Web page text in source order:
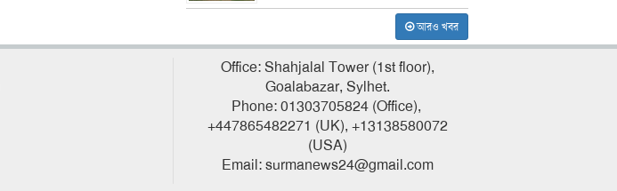
আরও খবর
Office: Shahjalal Tower (1st floor),
Goalabazar, Sylhet.
Phone: 01303705824 (Office),
+447865482271 (UK), +13138580072
(USA)
Email: surmanews24@gmail.com